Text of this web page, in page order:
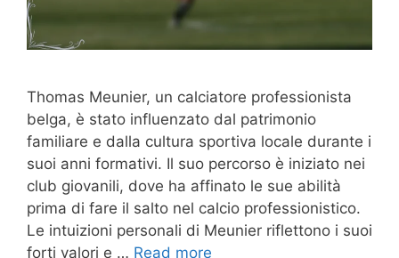
Thomas Meunier, un calciatore professionista
belga, è stato influenzato dal patrimonio
familiare e dalla cultura sportiva locale durante i
suoi anni formativi. Il suo percorso è iniziato nei
club giovanili, dove ha affinato le sue abilità
prima di fare il salto nel calcio professionistico.
Le intuizioni personali di Meunier riflettono i suoi
forti valori e … Read more